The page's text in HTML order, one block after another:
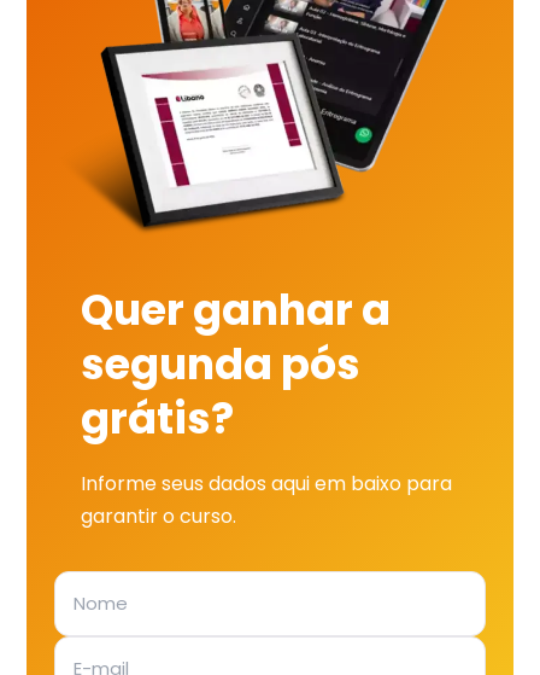
Quer ganhar a
segunda pós
grátis?
Informe seus dados aqui em baixo para
garantir o curso.